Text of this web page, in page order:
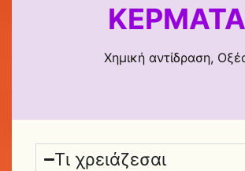
ΚΈΡΜΑΤΑ
Χημική αντίδραση,
Τι χρειάζεσαι